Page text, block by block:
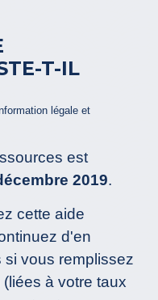
T-IL
légale et
est
2019.
cette aide
d'en
vous remplissez
à votre taux